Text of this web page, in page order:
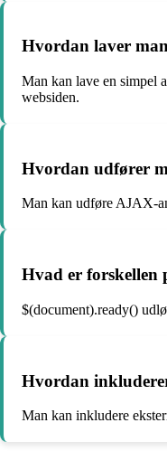
Hvordan laver
Man kan lave en simpel
websiden.
Hvordan udfører
Man kan udføre AJAX-
Hvad er forskellen
$(document).ready()
Hvordan
Man kan inkludere